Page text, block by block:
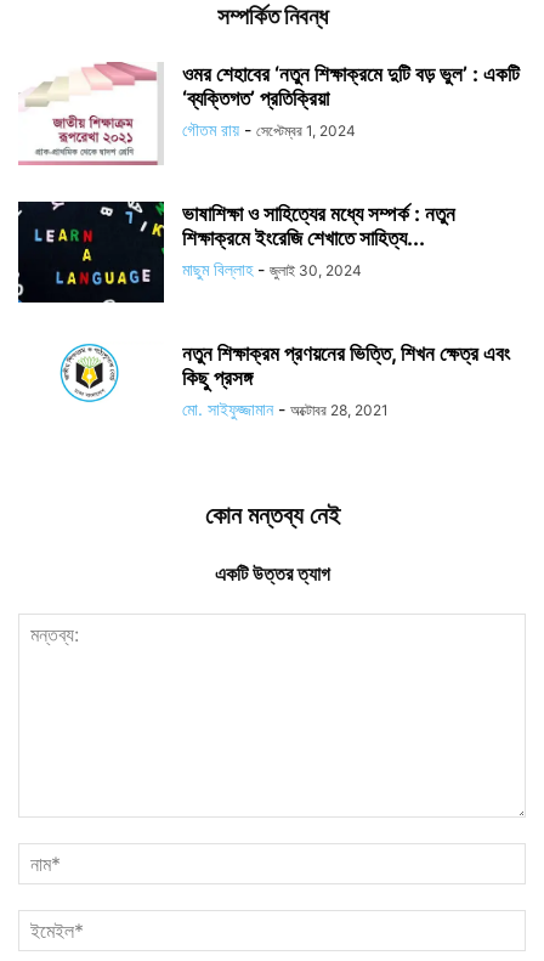
সম্পর্কিত নিবন্ধ
ওমর শেহাবের ‘নতুন শিক্ষাক্রমে দুটি বড় ভুল’ : একটি
‘ব্যক্তিগত’ প্রতিক্রিয়া
গৌতম রায় - সেপ্টেম্বর 1, 2024
ভাষাশিক্ষা ও সাহিত্যের মধ্যে সম্পর্ক : নতুন
শিক্ষাক্রমে ইংরেজি শেখাতে সাহিত্য...
মাছুম বিল্লাহ - জুলাই 30, 2024
নতুন শিক্ষাক্রম প্রণয়নের ভিত্তি, শিখন ক্ষেত্র এবং
কিছু প্রসঙ্গ
মো. সাইফুজ্জামান - অক্টোবর 28, 2021
কোন মন্তব্য নেই
একটি উত্তর ত্যাগ